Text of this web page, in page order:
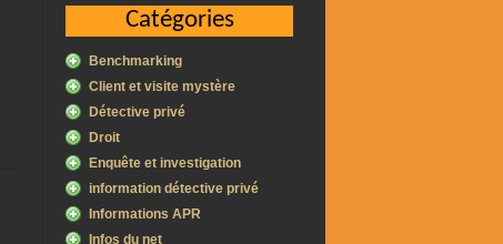
Catégories
Benchmarking
Client et visite mystère
Détective privé
Droit
Enquête et investigation
information détective privé
Informations APR
Infos du net